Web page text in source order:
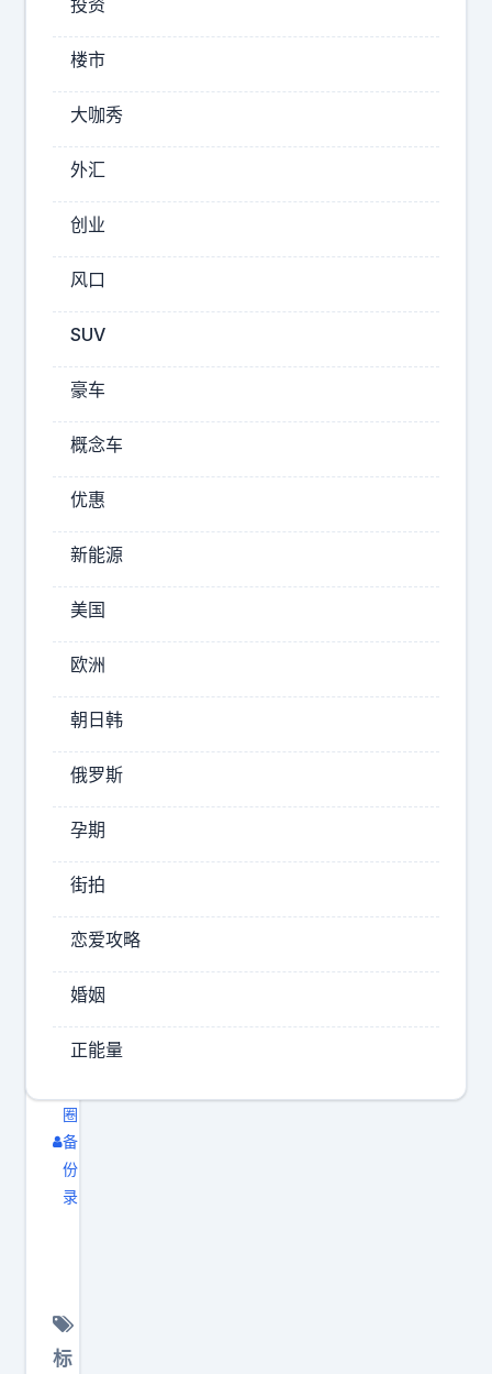
业
公
司
S
I
布
他
们
的
第
模
🤯
知
名
科
人
在
最
新
一
期
《
v
e
e
t
轻
：
早
点
创
业
，
早
点
做
自
媒
体
，
个
界
最
贵
东
西
其
实
时
间
。
你
花
2026-
08-
05
23:52
圈
备
份
录
议
年
标
投资
楼市
大咖秀
外汇
创业
风口
SUV
豪车
概念车
优惠
新能源
美国
欧洲
朝日韩
俄罗斯
孕期
街拍
恋爱攻略
婚姻
正能量